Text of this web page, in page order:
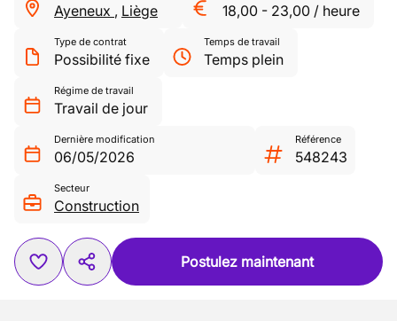
Ayeneux , Liège 18,00 - 23,00 / heure
Type de contrat
Possibilité fixe
Temps de travail
Temps plein
Régime de travail
Travail de jour
Dernière modification
06/05/2026
Référence
548243
Secteur
Construction
Postulez maintenant